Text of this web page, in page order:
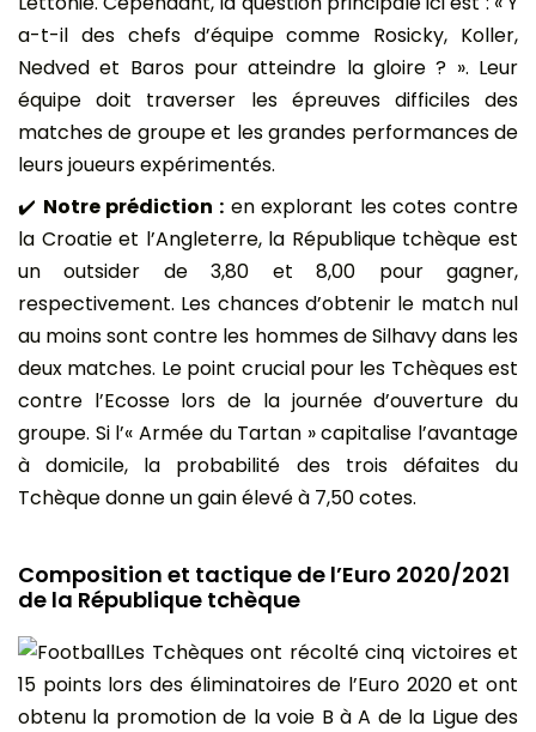
a-t-il des chefs d’équipe comme Rosicky, Koller,
Nedved et Baros pour atteindre la gloire ? ». Leur
équipe doit traverser les épreuves difficiles des
matches de groupe et les grandes performances de
leurs joueurs expérimentés.
✔️ Notre prédiction :en explorant les cotes contre
la Croatie et l’Angleterre, la République tchèque est
un outsider de 3,80 et 8,00 pour gagner,
respectivement. Les chances d’obtenir le match nul
au moins sont contre les hommes de Silhavy dans les
deux matches. Le point crucial pour les Tchèques est
contre l’Ecosse lors de la journée d’ouverture du
groupe. Si l’« Armée du Tartan » capitalise l’avantage
à domicile, la probabilité des trois défaites du
Tchèque donne un gain élevé à 7,50 cotes.
Composition et tactique de l’Euro 2020/2021
de la République tchèque
Les Tchèques ont récolté cinq victoires et
15 points lors des éliminatoires de l’Euro 2020 et ont
obtenu la promotion de la voie B à A de la Ligue des